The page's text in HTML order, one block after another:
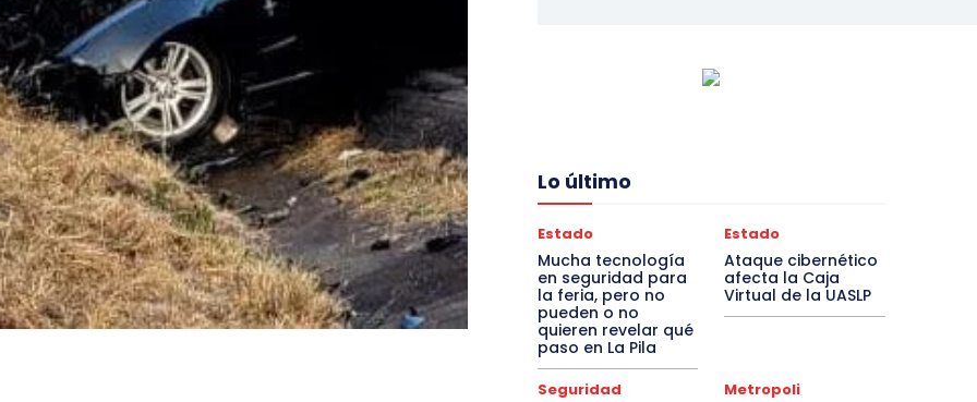
Lo último
Estado
Mucha tecnología
en seguridad para
la feria, pero no
pueden o no
quieren revelar qué
paso en La Pila
Estado
Ataque cibernético
afecta la Caja
Virtual de la UASLP
Seguridad Metropoli